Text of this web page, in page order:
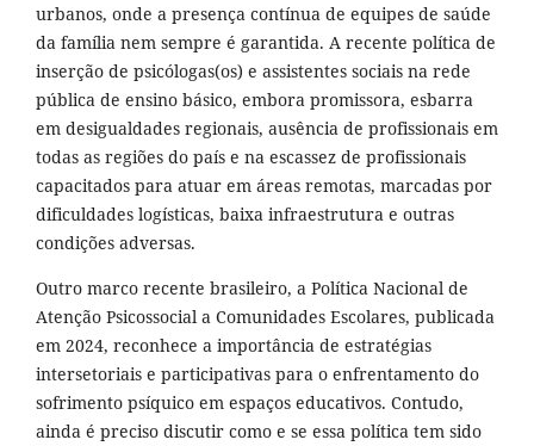
urbanos, onde a presença contínua de equipes de saúde
da família nem sempre é garantida. A recente política de
inserção de psicólogas(os) e assistentes sociais na rede
pública de ensino básico, embora promissora, esbarra
em desigualdades regionais, ausência de profissionais em
todas as regiões do país e na escassez de profissionais
capacitados para atuar em áreas remotas, marcadas por
dificuldades logísticas, baixa infraestrutura e outras
condições adversas.
Outro marco recente brasileiro, a Política Nacional de
Atenção Psicossocial a Comunidades Escolares, publicada
em 2024, reconhece a importância de estratégias
intersetoriais e participativas para o enfrentamento do
sofrimento psíquico em espaços educativos. Contudo,
ainda é preciso discutir como e se essa política tem sido